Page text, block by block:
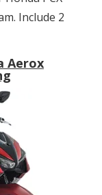
Include 2
Aerox